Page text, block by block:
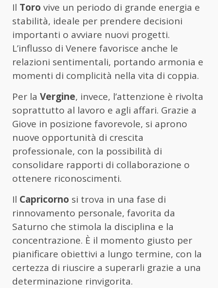
Il Toro vive un periodo di grande energia e
stabilità, ideale per prendere decisioni
importanti o avviare nuovi progetti.
L’influsso di Venere favorisce anche le
relazioni sentimentali, portando armonia e
momenti di complicità nella vita di coppia.
Per la Vergine, invece, l’attenzione è rivolta
soprattutto al lavoro e agli affari. Grazie a
Giove in posizione favorevole, si aprono
nuove opportunità di crescita
professionale, con la possibilità di
consolidare rapporti di collaborazione o
ottenere riconoscimenti.
Il Capricorno si trova in una fase di
rinnovamento personale, favorita da
Saturno che stimola la disciplina e la
concentrazione. È il momento giusto per
pianificare obiettivi a lungo termine, con la
certezza di riuscire a superarli grazie a una
determinazione rinvigorita.